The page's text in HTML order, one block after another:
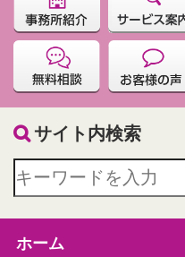
サイト内検索
ホーム